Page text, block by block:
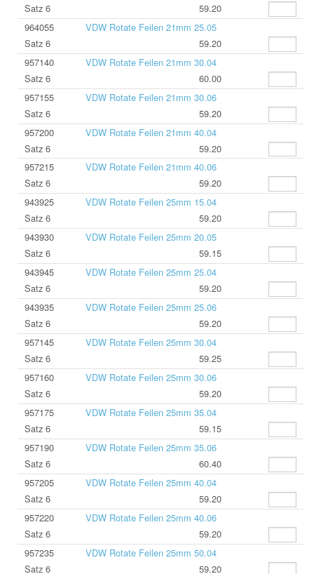
Satz 6
59.20
964055
VDW Rotate Feilen 21mm 25.05
Satz 6
59.20
957140
VDW Rotate Feilen 21mm 30.04
Satz 6
60.00
957155
VDW Rotate Feilen 21mm 30.06
Satz 6
59.20
957200
VDW Rotate Feilen 21mm 40.04
Satz 6
59.20
957215
VDW Rotate Feilen 21mm 40.06
Satz 6
59.20
943925
VDW Rotate Feilen 25mm 15.04
Satz 6
59.20
943930
VDW Rotate Feilen 25mm 20.05
Satz 6
59.15
943945
VDW Rotate Feilen 25mm 25.04
Satz 6
59.20
943935
VDW Rotate Feilen 25mm 25.06
Satz 6
59.20
957145
VDW Rotate Feilen 25mm 30.04
Satz 6
59.25
957160
VDW Rotate Feilen 25mm 30.06
Satz 6
59.20
957175
VDW Rotate Feilen 25mm 35.04
Satz 6
59.15
957190
VDW Rotate Feilen 25mm 35.06
Satz 6
60.40
957205
VDW Rotate Feilen 25mm 40.04
Satz 6
59.20
957220
VDW Rotate Feilen 25mm 40.06
Satz 6
59.20
957235
VDW Rotate Feilen 25mm 50.04
Satz 6
59.20